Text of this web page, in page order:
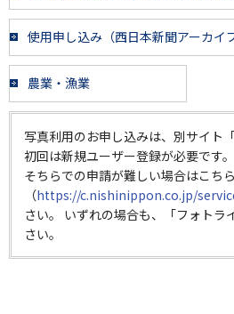
使用申し込み（西日本新聞アーカイブ
農業・漁業
写真利用のお申し込みは、別サイト
初回は新規ユーザー登録が必要です。
そちらでの申請が難しい場合はこち
（https://c.nishinippon.co.jp/
さい。 いずれの場合も、「フォト
さい。